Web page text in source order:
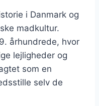
i Danmark og
madkultur.
århundrede, hvor
lejligheder og
som en
selv de